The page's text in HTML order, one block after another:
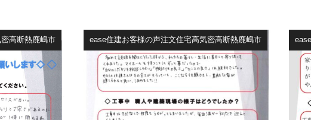
高断熱鹿嶋市 ease住建お客様の声注文住宅高気密高断熱鹿嶋市